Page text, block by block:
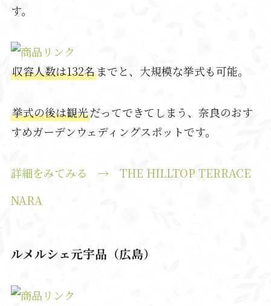
す。
収容人数は132名までと、大規模な挙式も可能。
挙式の後は観光だってできてしまう、奈良のおす
すめガーデンウェディングスポットです。
詳細をみてみる → THE HILLTOP TERRACE
NARA
ルメルシェ元宇品（広島）